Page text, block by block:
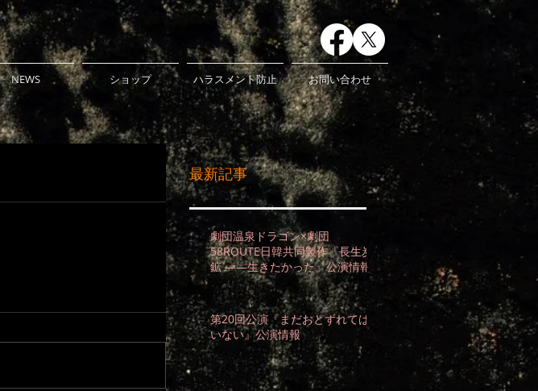
NEWS ショップ ハラスメント防止 お問い合わせ
最新記事
劇団温泉ドラゴン×劇団
58ROUTE日韓共同製作『長生炭
鉱 ――生きたかった』公演情報
第20回公演『まだおとずれては
いない』公演情報